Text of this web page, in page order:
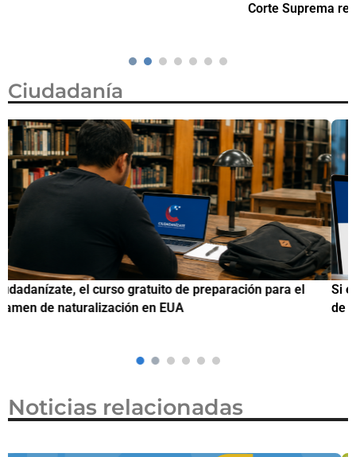
Corte Suprema revocara su primer intento
Ciudadanía
Si eres residente ingresa a Ciudadanízate, el curso gratuito
de preparación para el examen de naturalización en EUA
Noticias relacionadas